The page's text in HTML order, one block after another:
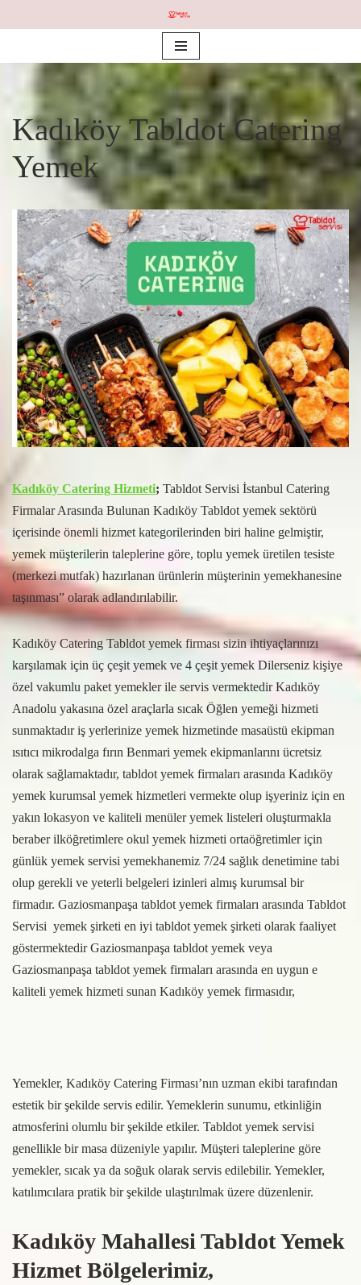
geç
Kadıköy Tabldot Catering
Yemek
Kadıköy Catering Hizmeti; Tabldot Servisi İstanbul Catering
Firmalar Arasında Bulunan Kadıköy Tabldot yemek sektörü
içerisinde önemli hizmet kategorilerinden biri haline gelmiştir,
yemek müşterilerin taleplerine göre, toplu yemek üretilen tesiste
(merkezi mutfak) hazırlanan ürünlerin müşterinin yemekhanesine
taşınması” olarak adlandırılabilir.
Kadıköy Catering Tabldot yemek firması sizin ihtiyaçlarınızı
karşılamak için üç çeşit yemek ve 4 çeşit yemek Dilerseniz kişiye
özel vakumlu paket yemekler ile servis vermektedir Kadıköy
Anadolu yakasına özel araçlarla sıcak Öğlen yemeği hizmeti
sunmaktadır iş yerlerinize yemek hizmetinde masaüstü ekipman
ısıtıcı mikrodalga fırın Benmari yemek ekipmanlarını ücretsiz
olarak sağlamaktadır, tabldot yemek firmaları arasında Kadıköy
yemek kurumsal yemek hizmetleri vermekte olup işyeriniz için en
yakın lokasyon ve kaliteli menüler yemek listeleri oluşturmakla
beraber ilköğretimlere okul yemek hizmeti ortaöğretimler için
günlük yemek servisi yemekhanemiz 7/24 sağlık denetimine tabi
olup gerekli ve yeterli belgeleri izinleri almış kurumsal bir
firmadır. Gaziosmanpaşa tabldot yemek firmaları arasında Tabldot
Servisi yemek şirketi en iyi tabldot yemek şirketi olarak faaliyet
göstermektedir Gaziosmanpaşa tabldot yemek veya
Gaziosmanpaşa tabldot yemek firmaları arasında en uygun e
kaliteli yemek hizmeti sunan Kadıköy yemek firmasıdır,
Yemekler, Kadıköy Catering Firması’nın uzman ekibi tarafından
estetik bir şekilde servis edilir. Yemeklerin sunumu, etkinliğin
atmosferini olumlu bir şekilde etkiler. Tabldot yemek servisi
genellikle bir masa düzeniyle yapılır. Müşteri taleplerine göre
yemekler, sıcak ya da soğuk olarak servis edilebilir. Yemekler,
katılımcılara pratik bir şekilde ulaştırılmak üzere düzenlenir.
Kadıköy Mahallesi Tabldot Yemek
Hizmet Bölgelerimiz,